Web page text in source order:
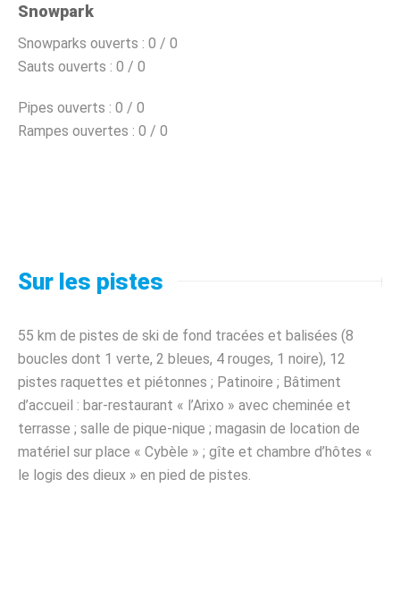
Snowpark
Snowparks ouverts : 0 / 0
Sauts ouverts : 0 / 0
Pipes ouverts : 0 / 0
Rampes ouvertes : 0 / 0
Sur les pistes
55 km de pistes de ski de fond tracées et balisées (8
boucles dont 1 verte, 2 bleues, 4 rouges, 1 noire), 12
pistes raquettes et piétonnes ; Patinoire ; Bâtiment
d’accueil : bar-restaurant « l’Arixo » avec cheminée et
terrasse ; salle de pique-nique ; magasin de location de
matériel sur place « Cybèle » ; gîte et chambre d’hôtes «
le logis des dieux » en pied de pistes.